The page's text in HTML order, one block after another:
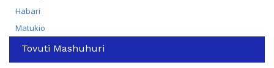
Habari
Matukio
Tovuti Mashuhuri